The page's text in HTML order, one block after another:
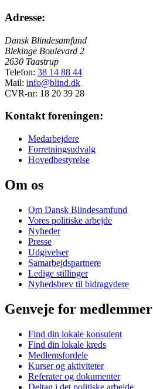
Adresse:
Dansk Blindesamfund
Blekinge Boulevard 2
2630 Taastrup
Telefon: 38 14 88 44
Mail: info@blind.dk
CVR-nr: 18 20 39 28
Kontakt foreningen:
Medarbejdere
Forretningsudvalg
Hovedbestyrelse
Om os
Om Dansk Blindesamfund
Vores politiske arbejde
Nyheder
Presse
Udgivelser
Samarbejdspartnere
Ledige stillinger
Nyhedsbrev til bidragydere
Genveje for medlemmer
Find din lokale konsulent
Find din lokale kreds
Medlemsfordele
Kurser og aktiviteter
Referater og dokumenter
Deltag i det politiske arbejde